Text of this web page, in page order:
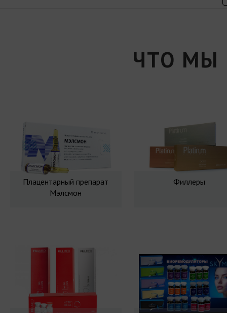
ЧТО МЫ
Плацентарный препарат
Мэлсмон
Филлеры